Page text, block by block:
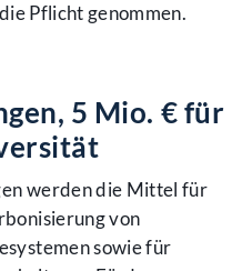
Pflicht genommen.
5 Mio. € für
werden die Mittel für
von
sowie für